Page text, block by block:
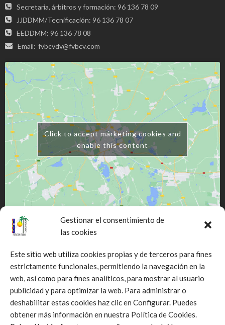
Gestionar el consentimiento de
las cookies
Este sitio web utiliza cookies propias y de terceros para fines
estrictamente funcionales, permitiendo la navegación en la
web, así como para fines analíticos, para mostrar al usuario
publicidad y para optimizar la web. Para administrar o
deshabilitar estas cookies haz clic en Configurar. Puedes
obtener más información en nuestra Política de Cookies.
Secretaria, árbitros y formación: 96 136 78 09
JJDDMM/Tecnificación: 96 136 78 07
EEDDMM: 96 136 78 08
Email: fvbcvdv@fvbcv.com
Click to accept márketing cookies and
enable this content
Click to accept márketing cookies and
enable this content